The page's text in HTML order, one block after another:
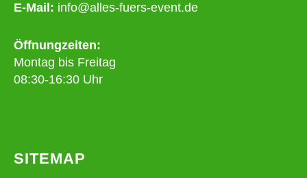
E-Mail: info@alles-fuers-event.de
Öffnungzeiten:
Montag bis Freitag
08:30-16:30 Uhr
SITEMAP